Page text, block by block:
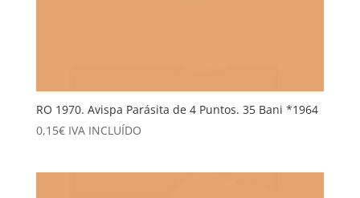
RO 1970. Avispa Parásita de 4 Puntos. 35 Bani *1964
0,15€ IVA INCLUÍDO